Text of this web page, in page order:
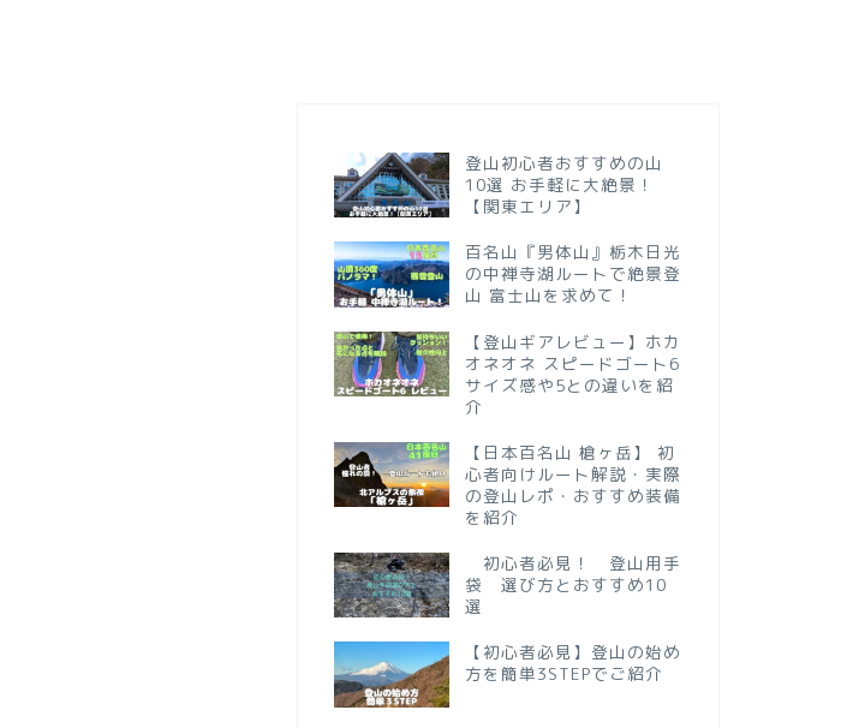
登山初心者おすすめの山
10選 お手軽に大絶景！
【関東エリア】
百名山『男体山』栃木日光
の中禅寺湖ルートで絶景登
山 富士山を求めて！
【登山ギアレビュー】ホカ
オネオネ スピードゴート6
サイズ感や5との違いを紹
介
【日本百名山 槍ヶ岳】 初
心者向けルート解説・実際
の登山レポ・おすすめ装備
を紹介
初心者必見！ 登山用手
袋 選び方とおすすめ10
選
【初心者必見】登山の始め
方を簡単3STEPでご紹介